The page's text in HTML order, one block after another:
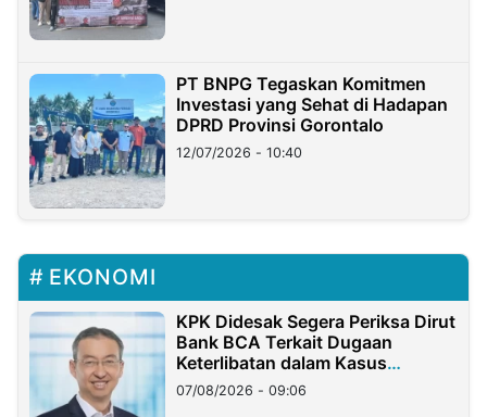
PT BNPG Tegaskan Komitmen
Investasi yang Sehat di Hadapan
DPRD Provinsi Gorontalo
12/07/2026 - 10:40
EKONOMI
KPK Didesak Segera Periksa Dirut
Bank BCA Terkait Dugaan
Keterlibatan dalam Kasus
Hilangnya Dana Nasabah Rp2,58
Miliar
07/08/2026 - 09:06